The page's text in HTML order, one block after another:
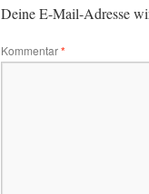
Deine E-Mail-Adresse
Kommentar*